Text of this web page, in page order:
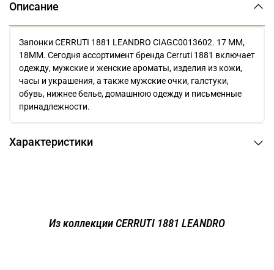
Описание
Запонки CERRUTI 1881 LEANDRO CIAGC0013602. 17 ММ,
18MM. Сегодня ассортимент бренда Cerruti 1881 включает
одежду, мужские и женские ароматы, изделия из кожи,
часы и украшения, а также мужские очки, галстуки,
обувь, нижнее белье, домашнюю одежду и письменные
принадлежности.
Характеристики
Из коллекции CERRUTI 1881 LEANDRO